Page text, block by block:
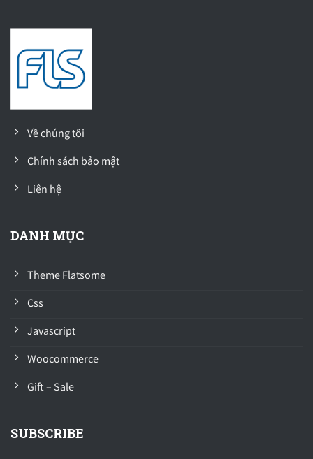
Về chúng tôi
Chính sách bảo mật
Liên hệ
DANH MỤC
Theme Flatsome
Css
Javascript
Woocommerce
Gift – Sale
SUBSCRIBE